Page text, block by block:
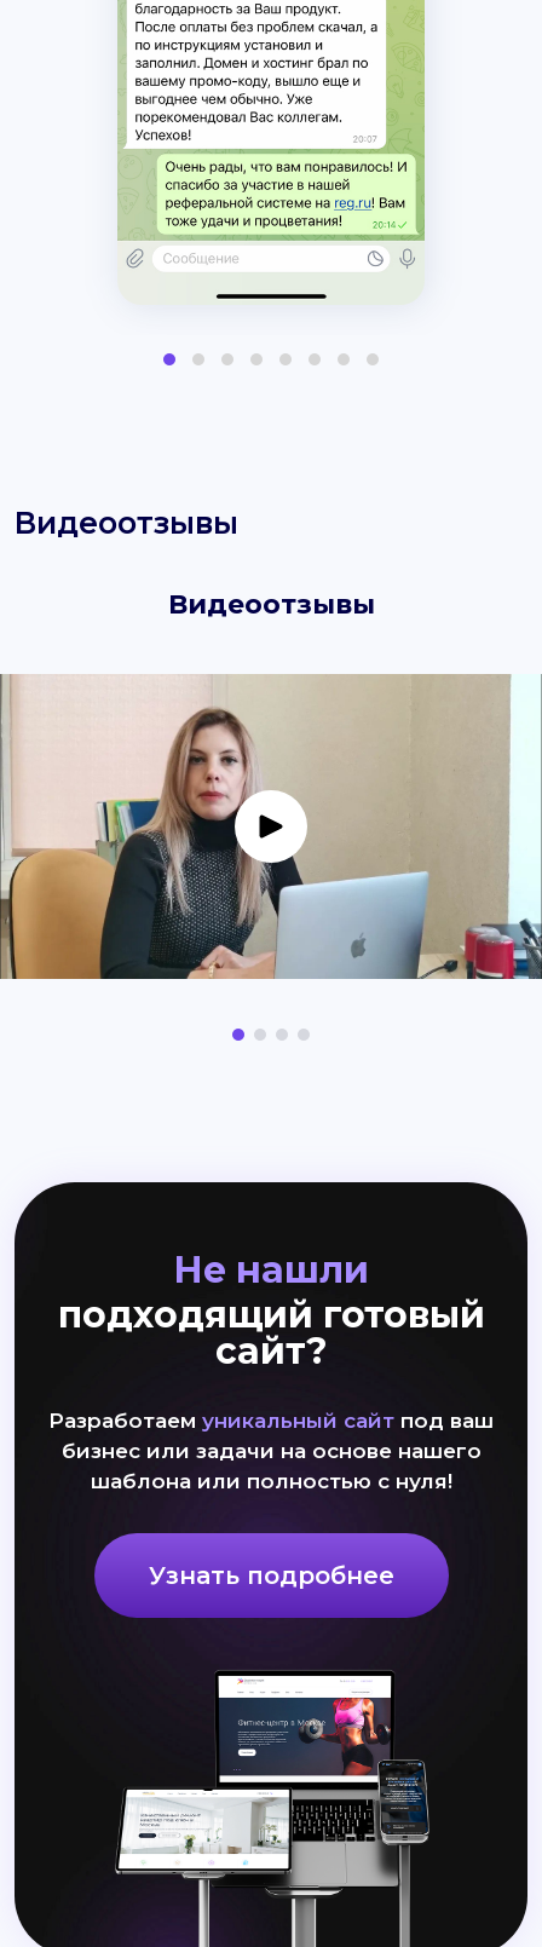
Видеоотзывы
Видеоотзывы
Не нашли
подходящий готовый
сайт?
Разработаем уникальный сайт под ваш
бизнес или задачи на основе нашего
шаблона или полностью с нуля!
Узнать подробнее